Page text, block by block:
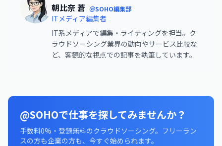
朝比奈 蒼 ＠SOHO編集部
ITメディア編集者
IT系メディアで編集・ライティングを担当。ク
ラウドソーシング業界の動向やサービス比較な
ど、客観的な視点での記事を執筆しています。
@SOHOで仕事を探してみませんか？
手数料0%・登録無料のクラウドソーシング。フリーラン
スの方も企業の方も、今すぐ始められます。